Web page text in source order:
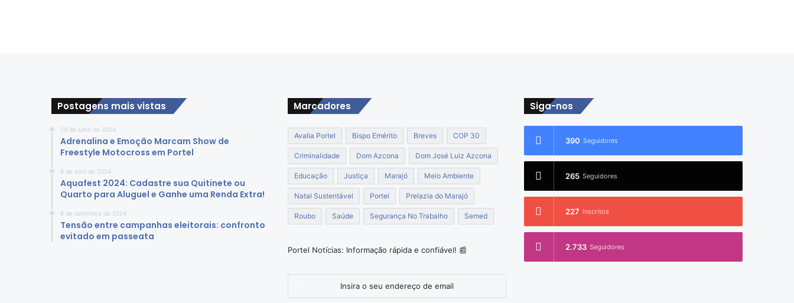
m
i
s
e
ú
s
i
c
a
a
c
l
d
o
s
n
o
P
D
S
e
e
Postagens mais vistas
29 de julho de 2024
Adrenalina e Emoção Marcam Show de
Freestyle Motocross em Portel
8 de abril de 2024
Aquafest 2024: Cadastre sua Quitinete ou
Quarto para Aluguel e Ganhe uma Renda Extra!
8 de setembro de 2024
Tensão entre campanhas eleitorais: confronto
evitado em passeata
Marcadores
Avalia Portel Bispo Emérito Breves COP 30
Criminalidade Dom Azcona Dom José Luiz Azcona
Educação Justiça Marajó Meio Ambiente
Natal Sustentável Portel Prelazia do Marajó
Roubo Saúde Segurança No Trabalho Semed
Portel Notícias: Informação rápida e confiável! 📰
Siga-nos
390 Seguidores
265 Seguidores
227 Inscritos
2.733 Seguidores